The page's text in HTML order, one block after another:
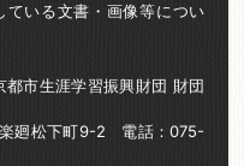
いる文書・画像等につい
市生涯学習振興財団 財団
廻松下町9-2 電話：075-